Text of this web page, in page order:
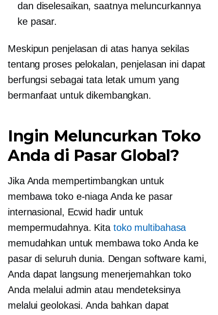
dan diselesaikan, saatnya meluncurkannya
ke pasar.
Meskipun penjelasan di atas hanya sekilas
tentang proses pelokalan, penjelasan ini dapat
berfungsi sebagai tata letak umum yang
bermanfaat untuk dikembangkan.
Ingin Meluncurkan Toko
Anda di Pasar Global?
Jika Anda mempertimbangkan untuk
membawa toko e-niaga Anda ke pasar
internasional, Ecwid hadir untuk
mempermudahnya. Kita toko multibahasa
memudahkan untuk membawa toko Anda ke
pasar di seluruh dunia. Dengan software kami,
Anda dapat langsung menerjemahkan toko
Anda melalui admin atau mendeteksinya
melalui geolokasi. Anda bahkan dapat